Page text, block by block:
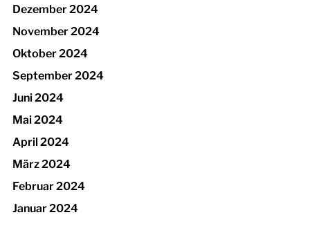
Dezember 2024
November 2024
Oktober 2024
September 2024
Juni 2024
Mai 2024
April 2024
März 2024
Februar 2024
Januar 2024